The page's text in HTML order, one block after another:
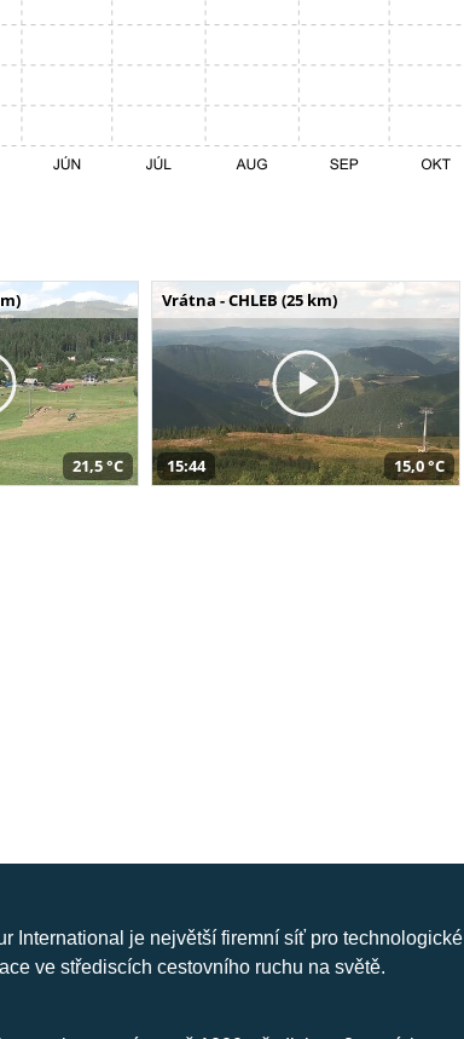
21,5 °C
Vrátna - CHLEB (25 km)
15:44 15,0 °C
International je největší firemní síť pro technologické
ve střediscích cestovního ruchu na světě.